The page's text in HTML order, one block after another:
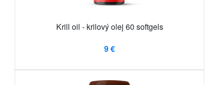
Krill oil - krilový olej 60 softgels
9 €